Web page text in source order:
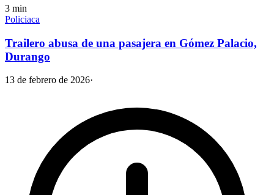
3 min
Policiaca
Trailero abusa de una pasajera en Gómez Palacio,
Durango
13 de febrero de 2026·